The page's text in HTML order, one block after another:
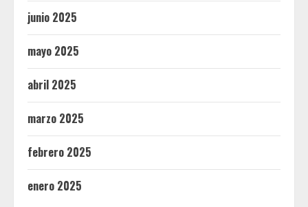
junio 2025
mayo 2025
abril 2025
marzo 2025
febrero 2025
enero 2025